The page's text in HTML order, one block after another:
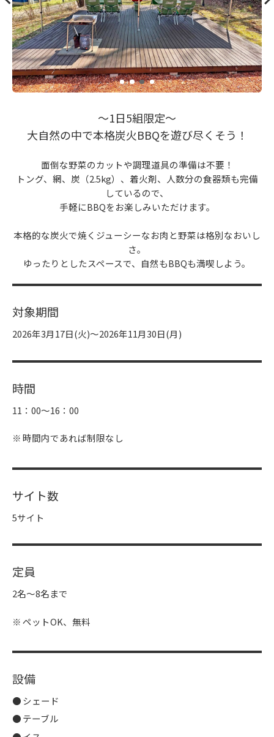
～1日5組限定～
大自然の中で本格炭火BBQを遊び尽くそう！
面倒な野菜のカットや調理道具の準備は不要！
トング、網、炭（2.5kg）、着火剤、人数分の食器類も完備
しているので、
手軽にBBQをお楽しみいただけます。
本格的な炭火で焼くジューシーなお肉と野菜は格別なおいし
さ。
ゆったりとしたスペースで、自然もBBQも満喫しよう。
対象期間
2026年3月17日(火)～2026年11月30日(月)
時間
11：00～16：00
時間内であれば制限なし
サイト数
5サイト
定員
2名～8名まで
ペットOK、無料
設備
シェード
テーブル